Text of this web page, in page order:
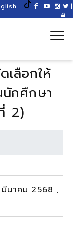
|
เลือกให้
กศึกษา
2)
นาคม 2568 ,